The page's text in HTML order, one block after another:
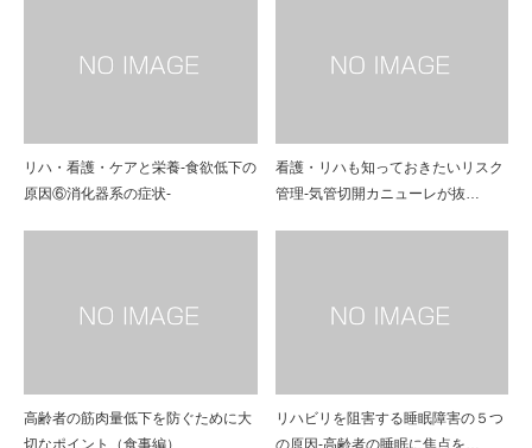
リハ・看護・ケアと栄養-食欲低下の
原因⑥消化器系の症状-
看護・リハも知っておきたいリスク
管理-気管切開カニューレが抜…
高齢者の筋肉量低下を防ぐために大
切なポイント（食事編）
リハビリを阻害する睡眠障害の５つ
の原因-高齢者の睡眠に焦点を…